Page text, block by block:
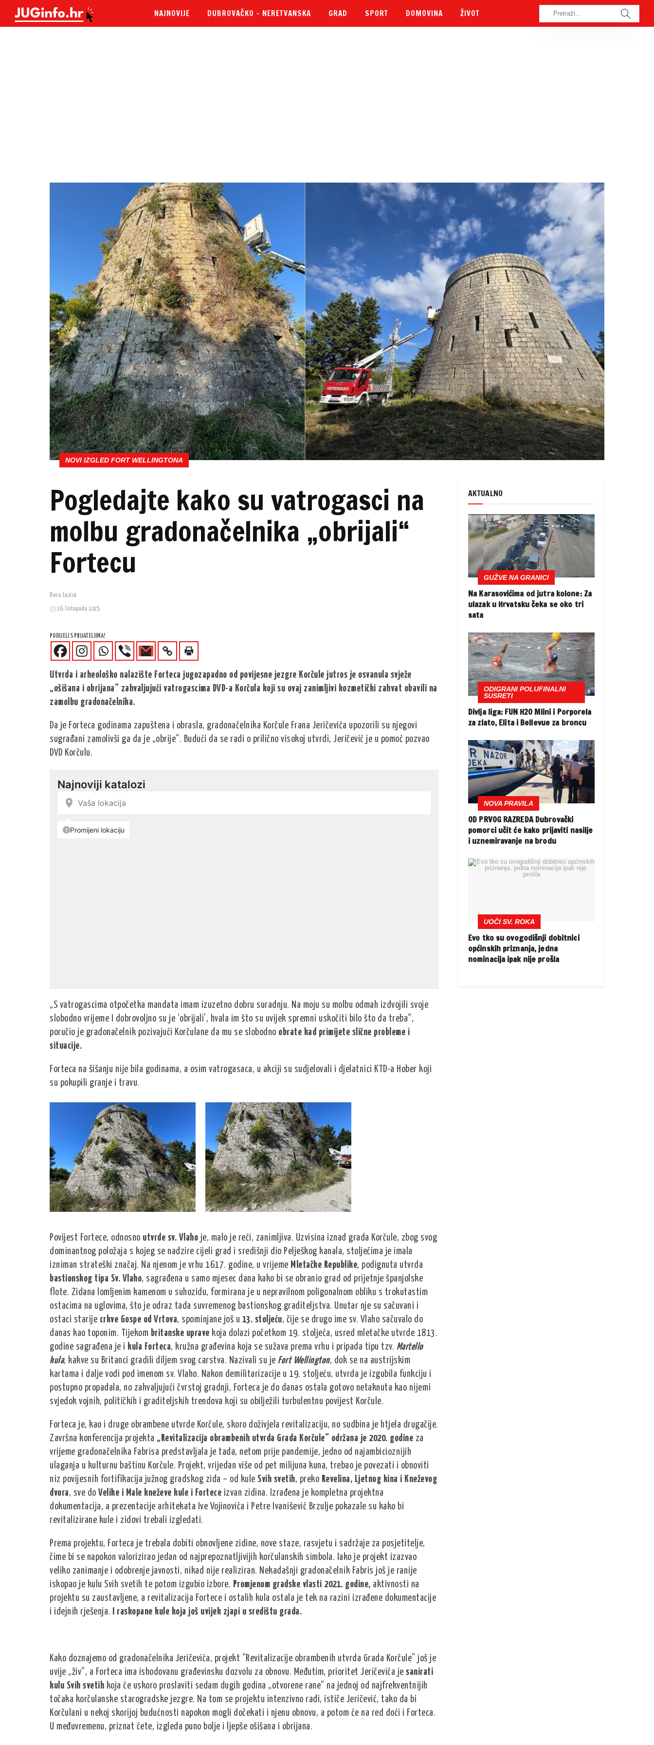
NAJNOVIJE DUBROVAČKO – NERETVANSKA GRAD SPORT DOMOVINA ŽIVOT
NOVI IZGLED FORT WELLINGTONA
Pogledajte kako su vatrogasci na
molbu gradonačelnika „obrijali“
Fortecu
Dora Lozica
16. listopada 2025.
PODIJELI S PRIJATELJIMA!
Utvrda i arheološko nalazište Forteca jugozapadno od povijesne jezgre Korčule jutros je osvanula svježe
„ošišana i obrijana“ zahvaljujući vatrogascima DVD-a Korčula koji su ovaj zanimljivi kozmetički zahvat obavili na
zamolbu gradonačelnika.
Da je Forteca godinama zapuštena i obrasla, gradonačelnika Korčule Frana Jeričevića upozorili su njegovi
sugrađani zamolivši ga da je „obrije“. Budući da se radi o prilično visokoj utvrdi, Jeričević je u pomoć pozvao
DVD Korčulu.
„S vatrogascima otpočetka mandata imam izuzetno dobru suradnju. Na moju su molbu odmah izdvojili svoje
slobodno vrijeme I dobrovoljno su je ‘obrijali’, hvala im što su uvijek spremni uskočiti bilo što da treba“,
poručio je gradonačelnik pozivajući Korčulane da mu se slobodno obrate kad primijete slične probleme i
situacije.
Forteca na šišanju nije bila godinama, a osim vatrogasaca, u akciji su sudjelovali i djelatnici KTD-a Hober koji
su pokupili granje i travu.
Povijest Fortece, odnosno utvrde sv. Vlaho je, malo je reći, zanimljiva. Uzvisina iznad grada Korčule, zbog svog
dominantnog položaja s kojeg se nadzire cijeli grad i središnji dio Pelješkog kanala, stoljećima je imala
izniman strateški značaj. Na njenom je vrhu 1617. godine, u vrijeme Mletačke Republike, podignuta utvrda
bastionskog tipa Sv. Vlaho, sagrađena u samo mjesec dana kako bi se obranio grad od prijetnje španjolske
flote. Zidana lomljenim kamenom u suhozidu, formirana je u nepravilnom poligonalnom obliku s trokutastim
ostacima na uglovima, što je odraz tada suvremenog bastionskog graditeljstva. Unutar nje su sačuvani i
ostaci starije crkve Gospe od Vrtova, spominjane još u 13. stoljeću, čije se drugo ime sv. Vlaho sačuvalo do
danas kao toponim. Tijekom britanske uprave koja dolazi početkom 19. stoljeća, usred mletačke utvrde 1813.
godine sagrađena je i kula Forteca, kružna građevina koja se sužava prema vrhu i pripada tipu tzv. Martello
kula, kakve su Britanci gradili diljem svog carstva. Nazivali su je Fort Wellington, dok se na austrijskim
kartama i dalje vodi pod imenom sv. Vlaho. Nakon demilitarizacije u 19. stoljeću, utvrda je izgubila funkciju i
postupno propadala, no zahvaljujući čvrstoj gradnji, Forteca je do danas ostala gotovo netaknuta kao nijemi
svjedok vojnih, političkih i graditeljskih trendova koji su obilježili turbulentnu povijest Korčule.
Forteca je, kao i druge obrambene utvrde Korčule, skoro doživjela revitalizaciju, no sudbina je htjela drugačije.
Završna konferencija projekta „Revitalizacija obrambenih utvrda Grada Korčule“ održana je 2020. godine za
vrijeme gradonačelnika Fabrisa predstavljala je tada, netom prije pandemije, jedno od najambicioznijih
ulaganja u kulturnu baštinu Korčule. Projekt, vrijedan više od pet milijuna kuna, trebao je povezati i obnoviti
niz povijesnih fortifikacija južnog gradskog zida – od kule Svih svetih, preko Revelina, Ljetnog kina i Kneževog
dvora, sve do Velike i Male kneževe kule i Fortece izvan zidina. Izrađena je kompletna projektna
dokumentacija, a prezentacije arhitekata Ive Vojinovića i Petre Ivanišević Brzulje pokazale su kako bi
revitalizirane kule i zidovi trebali izgledati.
Prema projektu, Forteca je trebala dobiti obnovljene zidine, nove staze, rasvjetu i sadržaje za posjetitelje,
čime bi se napokon valorizirao jedan od najprepoznatljivijih korčulanskih simbola. Iako je projekt izazvao
veliko zanimanje i odobrenje javnosti, nikad nije realiziran. Nekadašnji gradonačelnik Fabris još je ranije
iskopao je kulu Svih svetih te potom izgubio izbore. Promjenom gradske vlasti 2021. godine, aktivnosti na
projektu su zaustavljene, a revitalizacija Fortece i ostalih kula ostala je tek na razini izrađene dokumentacije
i idejnih rješenja.
I raskopane kule koja još uvijek zjapi u središtu grada.
Kako doznajemo od gradonačelnika Jeričevića, projekt “Revitalizacije obrambenih utvrda Grada Korčule” još je
uvije „živ“, a Forteca ima ishodovanu građevinsku dozvolu za obnovu. Međutim, prioritet Jeričevića je sanirati
kulu Svih svetih koja će uskoro proslaviti sedam dugih godina „otvorene rane“ na jednoj od najfrekventnijih
točaka korčulanske starogradske jezgre. Na tom se projektu intenzivno radi, ističe Jeričević, tako da bi
Korčulani u nekoj skorijoj budućnosti napokon mogli dočekati i njenu obnovu, a potom će na red doći i Forteca.
U međuvremenu, priznat ćete, izgleda puno bolje i ljepše ošišana i obrijana.
AKTUALNO
GUŽVE NA GRANICI
Na Karasovićima od jutra kolone: Za
ulazak u Hrvatsku čeka se oko tri
sata
ODIGRANI POLUFINALNI
SUSRETI
Divlja liga: FUN H2O Mlini i Porporela
za zlato, Elita i Bellevue za broncu
NOVA PRAVILA
OD PRVOG RAZREDA Dubrovački
pomorci učit će kako prijaviti nasilje
i uznemiravanje na brodu
UOČI SV. ROKA
Evo tko su ovogodišnji dobitnici
općinskih priznanja, jedna
nominacija ipak nije prošla